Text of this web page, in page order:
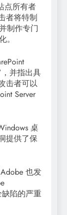
点所有者
者将特制
制作专门
并指出具
击者可以
Server
桌
提供了保
也发
陷的严重